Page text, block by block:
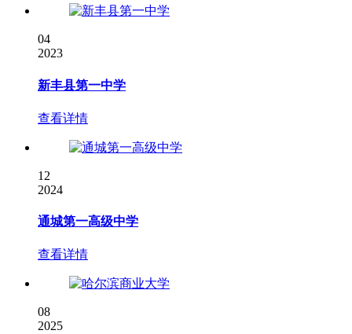
04
2023
新丰县第一中学
查看详情
12
2024
通城第一高级中学
查看详情
08
2025